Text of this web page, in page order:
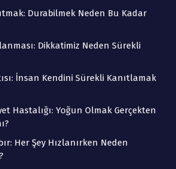
Durabilmek Neden Bu Kadar
Dikkatimiz Neden Sürekli
İnsan Kendini Sürekli Kanıtlamak
Hastalığı: Yoğun Olmak Gerçekten
Her Şey Hızlanırken Neden